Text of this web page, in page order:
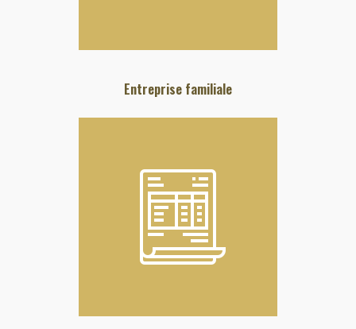
Entreprise familiale